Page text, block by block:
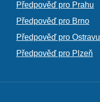
Předpověď pro Prahu
Předpověď pro Brno
Předpověď pro Ostravu
Předpověď pro Plzeň